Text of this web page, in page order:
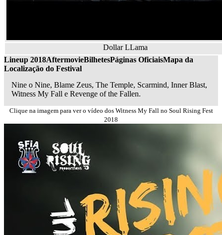
Dollar LLama
Lineup 2018AftermovieBilhetesPáginas OficiaisMapa da
Localização do Festival
Nine o Nine, Blame Zeus, The Temple, Scarmind, Inner Blast,
Witness My Fall e Revenge of the Fallen.
Clique na imagem para ver o vídeo dos Witness My Fall no Soul Rising Fest
2018